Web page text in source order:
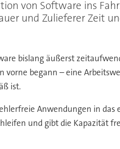
von Software ins
und Zulieferer Zeit
bislang äußerst
begann – eine
ist.
Anwendungen in das
und gibt die Kapazität